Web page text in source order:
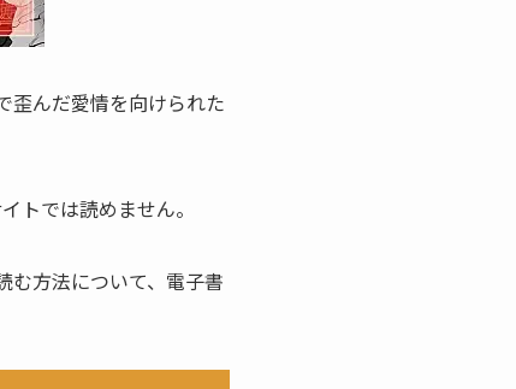
歪んだ愛情を向けられた
トでは読めません。
む方法について、電子書